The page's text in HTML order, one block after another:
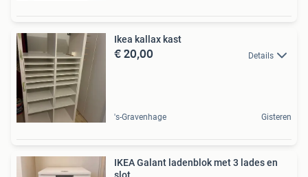
Ikea kallax kast
€ 20,00 Details
's-Gravenhage Gisteren
IKEA Galant ladenblok met 3 lades en